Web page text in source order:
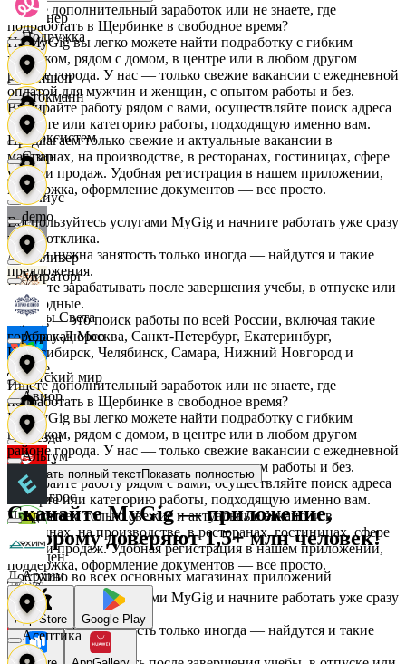
Вайнер
Ваншоп
Ворксистем
Гелиус
Гулливер
Дары Света
Детский мир
Звезда
Зельгрос
Зенден
Инканто
Подружка
Стокманн
Cпар
demo
Мираторг
Абрау-Дюрсо
Авиор
Альтум
Аркета
Архим
Асептика
Ищете дополнительный заработок или не знаете, где
подработать в Щербинке в свободное время?
На MyGig вы легко можете найти подработку с гибким
графиком, рядом с домом, в центре или в любом другом
районе города. У нас — только свежие вакансии с ежедневной
оплатой для мужчин и женщин, с опытом работы и без.
Выбирайте работу рядом с вами, осуществляйте поиск адреса
на карте или категорию работы, подходящую именно вам.
Предлагаем только свежие и актуальные вакансии в
магазинах, на производстве, в ресторанах, гостиницах, сфере
услуг и продаж. Удобная регистрация в нашем приложении,
поддержка, оформление документов — все просто.
Воспользуйтесь услугами MyGig и начните работать уже сразу
после отклика.
А если нужна занятость только иногда — найдутся и такие
предложения.
Начните зарабатывать после завершения учебы, в отпуске или
в выходные.
MyGig — это поиск работы по всей России, включая такие
города как Москва, Санкт-Петербург, Екатеринбург,
Новосибирск, Челябинск, Самара, Нижний Новгород и
другие.
Ищете дополнительный заработок или не знаете, где
подработать в Щербинке в свободное время?
На MyGig вы легко можете найти подработку с гибким
графиком, рядом с домом, в центре или в любом другом
районе города. У нас — только свежие вакансии с ежедневной
оплатой для мужчин и женщин, с опытом работы и без.
Выбирайте работу рядом с вами, осуществляйте поиск адреса
на карте или категорию работы, подходящую именно вам.
Предлагаем только свежие и актуальные вакансии в
магазинах, на производстве, в ресторанах, гостиницах, сфере
услуг и продаж. Удобная регистрация в нашем приложении,
поддержка, оформление документов — все просто.
Воспользуйтесь услугами MyGig и начните работать уже сразу
после отклика.
А если нужна занятость только иногда — найдутся и такие
предложения.
Показать полный текстПоказать полностью
Скачайте MyGig — приложение,
которому доверяют 1,5+ млн человек!
Доступно во всех основных магазинах приложений
App Store Google Play